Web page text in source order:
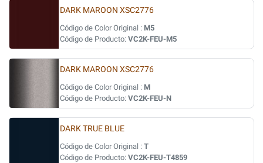
DARK MAROON XSC2776
Código de Color Original : M5
Código de Producto: VC2K-FEU-M5
DARK MAROON XSC2776
Código de Color Original : M
Código de Producto: VC2K-FEU-N
DARK TRUE BLUE
Código de Color Original : T
Código de Producto: VC2K-FEU-T4859